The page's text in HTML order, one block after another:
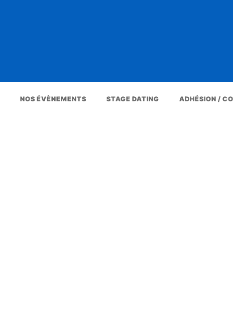
NOS ÉVÈNEMENTS STAGE DATING ADHÉSION /